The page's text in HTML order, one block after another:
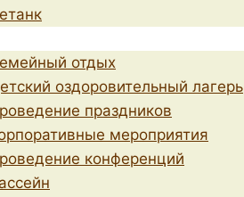
отдых
оздоровительный лагерь
праздников
мероприятия
конференций